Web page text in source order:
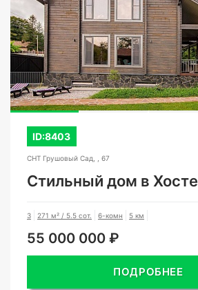
ID:8403
СНТ Грушовый Сад, , 67
Стильный дом в Хосте
3 271 м² / 5.5 сот. 6-комн 5 км
55 000 000 ₽
ПОДРОБНЕЕ